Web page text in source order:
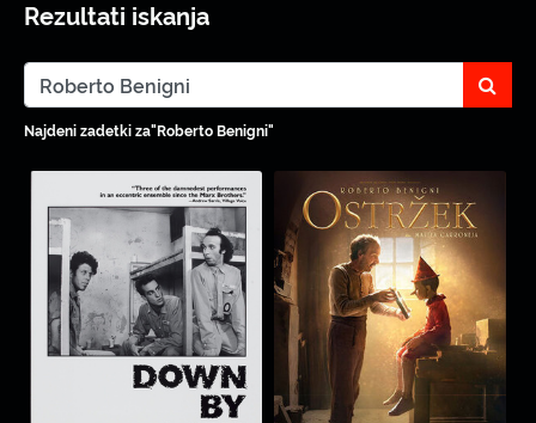
Rezultati iskanja
Najdeni zadetki za"Roberto Benigni"